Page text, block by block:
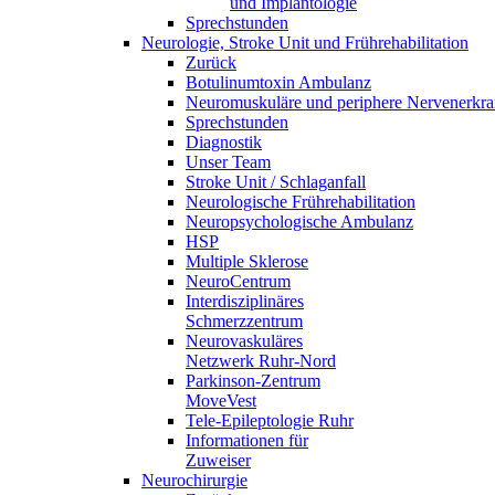
Sprechstunden
Neurologie, Stroke Unit und Frührehabilitation
Zurück
Botulinumtoxin Ambulanz
Neuromuskuläre und periphere
Sprechstunden
Diagnostik
Unser Team
Stroke Unit / Schlaganfall
Neurologische Frührehabilitation
Neuropsychologische Ambulanz
HSP
Multiple Sklerose
NeuroCentrum
Interdisziplinäres
Schmerzzentrum
Neurovaskuläres
Netzwerk Ruhr-Nord
Parkinson-Zentrum
MoveVest
Tele-Epileptologie Ruhr
Informationen für
Zuweiser
Neurochirurgie